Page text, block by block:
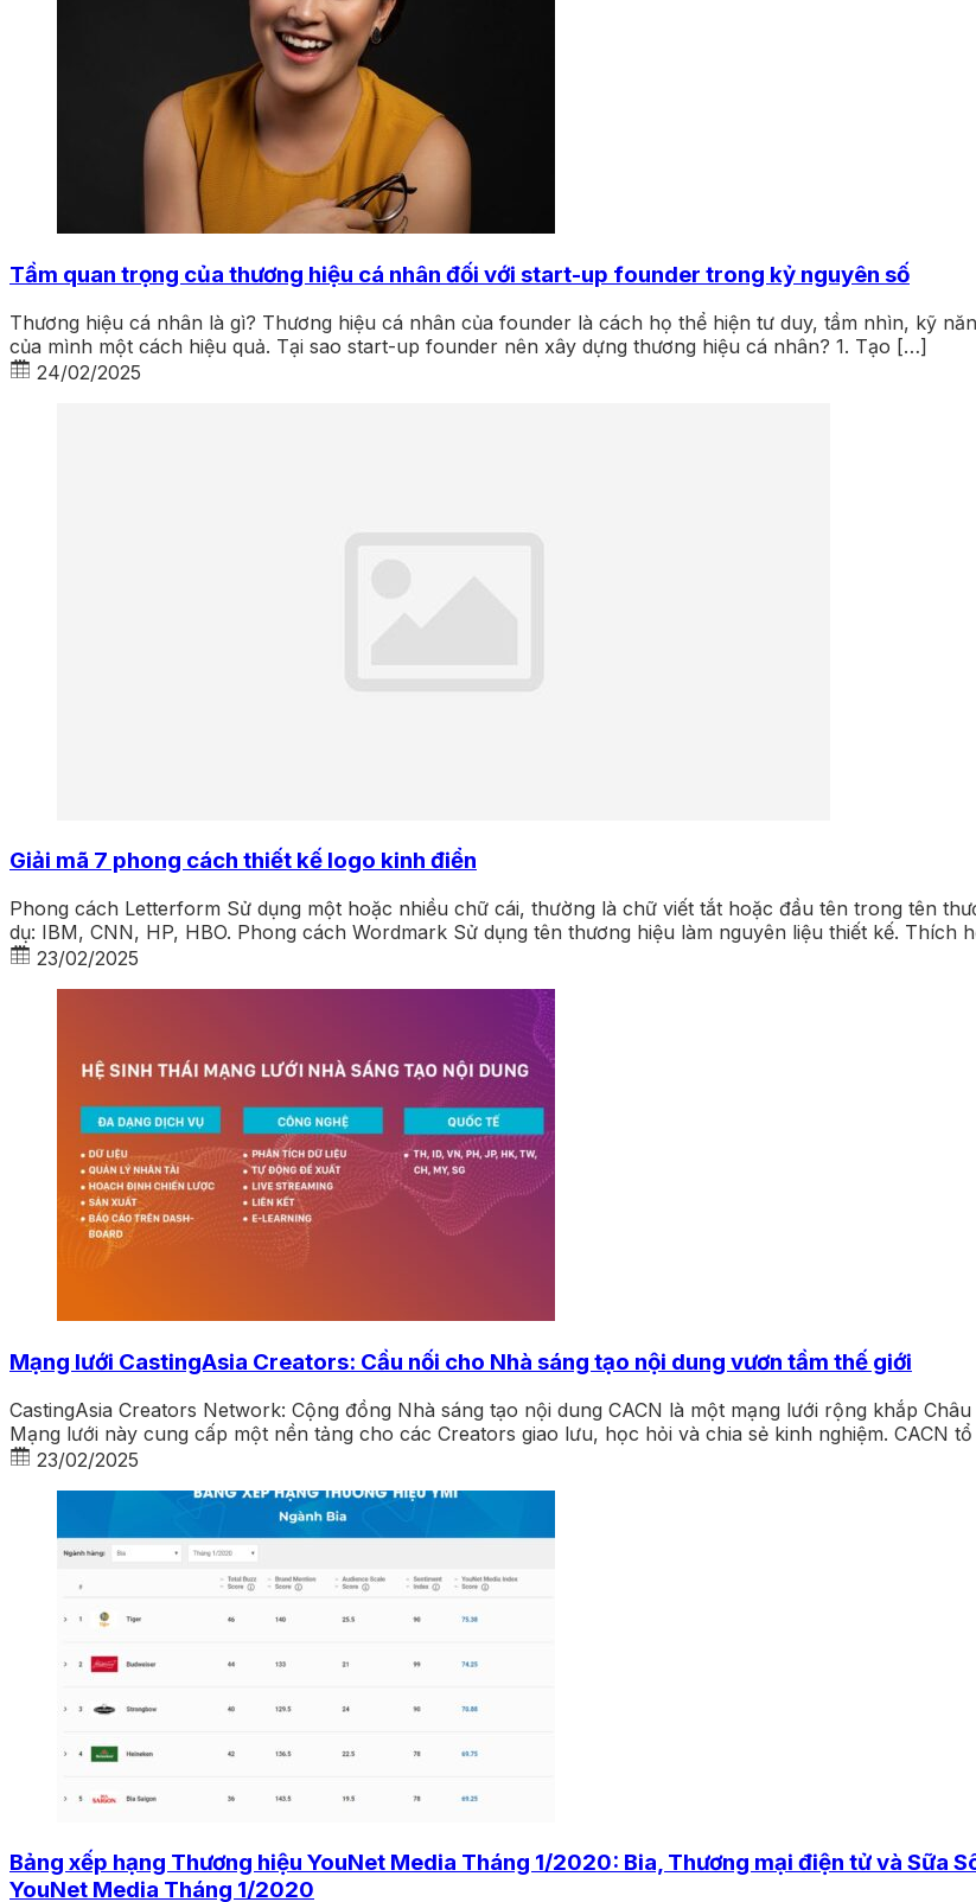
Tầm quan trọng của thương hiệu cá nhân đối với start-up founder trong kỷ nguyên số
Thương hiệu cá nhân là gì? Thương hiệu cá nhân của founder là cách họ thể hiện tư duy, tầm nhìn, kỹ
của mình một cách hiệu quả. Tại sao start-up founder nên xây dựng thương hiệu cá nhân? 1. Tạo […]
24/02/2025
Giải mã 7 phong cách thiết kế logo kinh điển
Phong cách Letterform Sử dụng một hoặc nhiều chữ cái, thường là chữ viết tắt hoặc đầu tên trong tên
dụ: IBM, CNN, HP, HBO. Phong cách Wordmark Sử dụng tên thương hiệu làm nguyên liệu thiết kế. Thích
23/02/2025
Mạng lưới CastingAsia Creators: Cầu nối cho Nhà sáng tạo nội dung vươn tầm thế giới
CastingAsia Creators Network: Cộng đồng Nhà sáng tạo nội dung CACN là một mạng lưới rộng khắp
Mạng lưới này cung cấp một nền tảng cho các Creators giao lưu, học hỏi và chia sẻ kinh nghiệm. CACN
23/02/2025
Bảng xếp hạng Thương hiệu YouNet Media Tháng 1/2020: Bia, Thương mại điện tử và Sữa
YouNet Media Tháng 1/2020